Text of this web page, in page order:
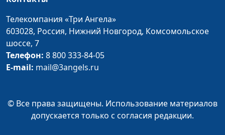
бесплатное высшее
образование
Бог рассказывает о
Себе. Кто слушает?
Константин Степанов,
#122
Бог сильнее врачей:
За момент до аварии:
как Бог спасал меня на
Филарет Пирожок,
священнослужитель
#120
Телекомпания «Три Ангела»
603028, Россия, Нижний Новгород, Комсомольское
шоссе, 7
Телефон: 8 800 333-84-05
E-mail: mail@3angels.ru
© Все права защищены. Использование материалов
допускается только с согласия редакции.